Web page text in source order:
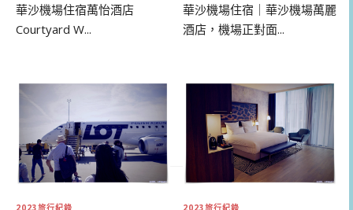
華沙機場住宿萬怡酒店
Courtyard W...
華沙機場住宿｜華沙機場萬麗
酒店，機場正對面...
2023旅行紀錄 2023旅行紀錄